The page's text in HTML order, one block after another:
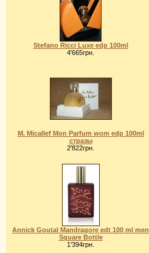
Stefano Ricci Luxe edp 100ml
4'665грн.
M. Micallef Mon Parfum wom edp 100ml
стразы
2'822грн.
Annick Goutal Mandragore edt 100 ml men
Square Bottle
1'394грн.